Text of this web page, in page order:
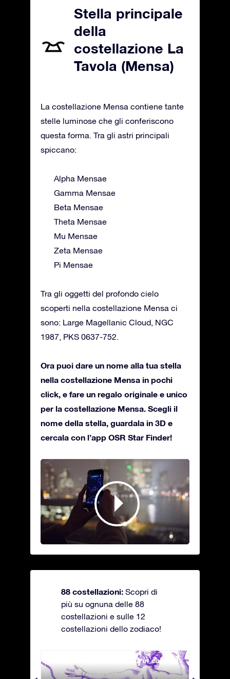
Stella principale
della
costellazione La
Tavola (Mensa)
La costellazione Mensa contiene tante
stelle luminose che gli conferiscono
questa forma. Tra gli astri principali
spiccano:
Alpha Mensae
Gamma Mensae
Beta Mensae
Theta Mensae
Mu Mensae
Zeta Mensae
Pi Mensae
Tra gli oggetti del profondo cielo
scoperti nella costellazione Mensa ci
sono: Large Magellanic Cloud, NGC
1987, PKS 0637-752.
Ora puoi dare un nome alla tua stella
nella costellazione Mensa in pochi
click, e fare un regalo originale e unico
per la costellazione Mensa. Scegli il
nome della stella, guardala in 3D e
cercala con l’app OSR Star Finder!
88 costellazioni: Scopri di
più su ognuna delle 88
costellazioni e sulle 12
costellazioni dello zodiaco!
Andromeda - La fanciulla in catene